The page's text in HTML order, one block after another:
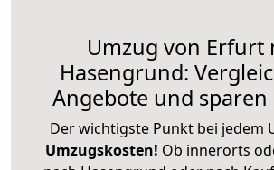
Umzug von Erfurt
Hasengrund:
Angebote und sparen
Der wichtigste Punkt bei jedem
Umzugskosten! Ob innerorts